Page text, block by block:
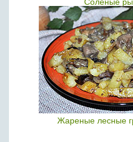
Жареные лесные